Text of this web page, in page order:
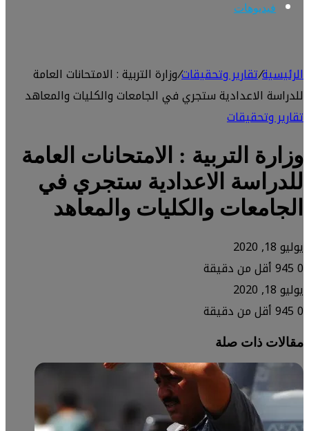
فيديوهات
الرئيسية/تقارير وتحقيقات/وزارة التربية : الامتحانات العامة
للدراسة الاعدادية ستجري في الجامعات والكليات والمعاهد
تقارير وتحقيقات
وزارة التربية : الامتحانات العامة
للدراسة الاعدادية ستجري في
الجامعات والكليات والمعاهد
يوليو 18, 2020
0
أقل من دقيقة
يوليو 18, 2020
0
أقل من دقيقة
مقالات ذات صلة